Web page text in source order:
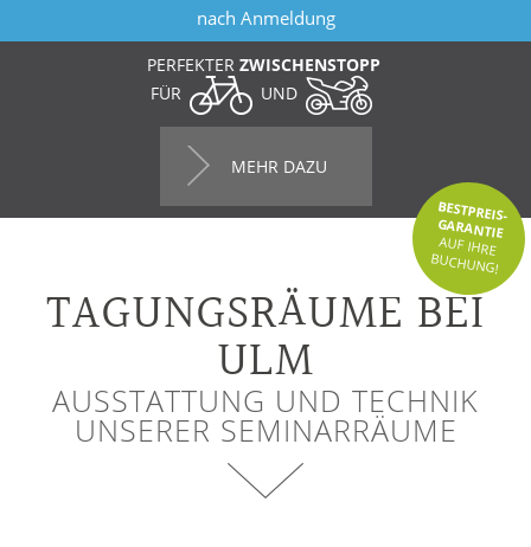
nach Anmeldung
PERFEKTER ZWISCHENSTOPP
FÜR
UND
MEHR DAZU
BESTPREIS-
GARANTIE
AUF IHRE
BUCHUNG!
TAGUNGSRÄUME BEI
ULM
AUSSTATTUNG UND TECHNIK
UNSERER SEMINARRÄUME